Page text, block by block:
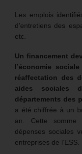
Les emplois
d’entretiens des
etc.
Un financement
l’économie
réaffectation des
aides sociales
départements des
a été chiffrée à un
an. Cette somme
dépenses sociales
entreprises de l’ESS.